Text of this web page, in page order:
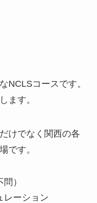
NCLSコースです。
ます。
けでなく関西の各
です。
）
レーション